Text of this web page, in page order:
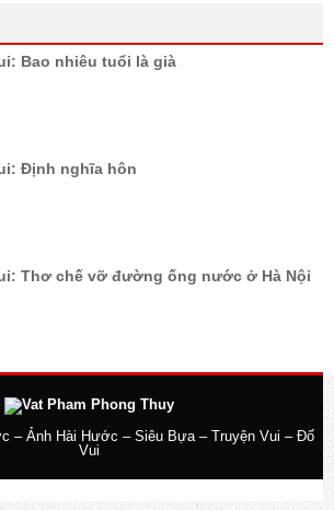
Bao nhiêu tuổi là già
Định nghĩa hôn
Thơ chế vỡ đường ống nước ở Hà Nội
– Ảnh Hài Hước – Siêu Bựa – Truyện Vui – Đố
Vui